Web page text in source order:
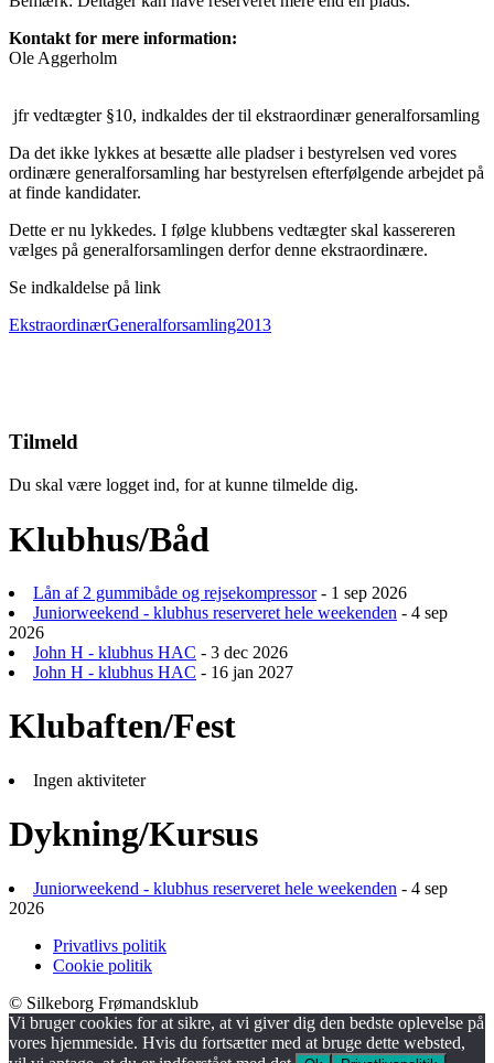
Kontakt for mere information:
Ole Aggerholm
jfr vedtægter §10, indkaldes der til ekstraordinær generalforsamling
Da det ikke lykkes at besætte alle pladser i bestyrelsen ved vores
ordinære generalforsamling har bestyrelsen efterfølgende arbejdet på
at finde kandidater.
Dette er nu lykkedes. I følge klubbens vedtægter skal kassereren
vælges på generalforsamlingen derfor denne ekstraordinære.
Se indkaldelse på link
EkstraordinærGeneralforsamling2013
Tilmeld
Du skal være logget ind, for at kunne tilmelde dig.
Klubhus/Båd
Lån af 2 gummibåde og rejsekompressor- 1 sep 2026
Juniorweekend - klubhus reserveret hele weekenden - 4 sep
2026
John H - klubhus HAC - 3 dec 2026
John H - klubhus HAC - 16 jan 2027
Klubaften/Fest
Ingen aktiviteter
Dykning/Kursus
Juniorweekend - klubhus reserveret hele weekenden - 4 sep
2026
Privatlivs politik
Cookie politik
© Silkeborg Frømandsklub
Vi bruger cookies for at sikre, at vi giver dig den bedste oplevelse på
vores hjemmeside. Hvis du fortsætter med at bruge dette websted,